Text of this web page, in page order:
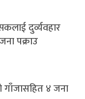
दुर्व्यवहार
पक्राउ
गाँजासहित ४ जना